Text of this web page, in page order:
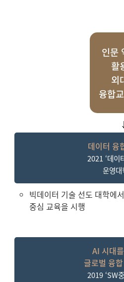
인문
활
외
융합
데이터 융
2021 ‘데이
운영대
빅데이터 기술 선도 대학에
중심 교육을 시행
AI 시대
글로벌 융
2019 ‘SW